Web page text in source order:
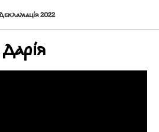
2022